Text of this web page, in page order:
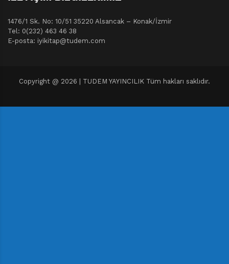
1476/1 Sk. No: 10/51 35220 Alsancak – Konak/İzmir
Tel: 0(232) 463 46 38
E-posta: iyikitap@tudem.com
Copyright @ 2026 | TUDEM YAYINCILIK Tüm hakları saklıdır.